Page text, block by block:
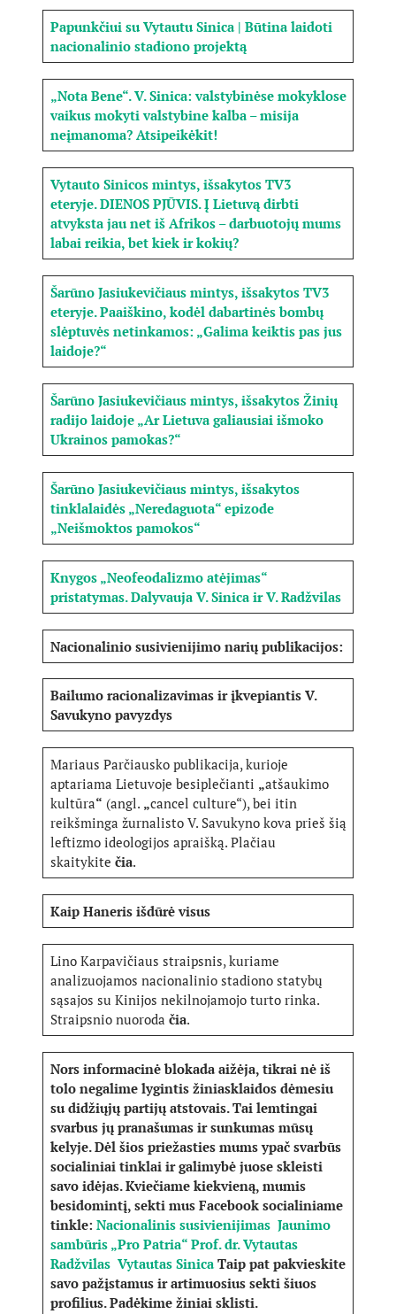
Papunkčiui su Vytautu Sinica | Būtina laidoti
nacionalinio stadiono projektą
„Nota Bene“. V. Sinica: valstybinėse mokyklose
vaikus mokyti valstybine kalba – misija
neįmanoma? Atsipeikėkit!
Vytauto Sinicos mintys, išsakytos TV3
eteryje. DIENOS PJŪVIS. Į Lietuvą dirbti
atvyksta jau net iš Afrikos – darbuotojų mums
labai reikia, bet kiek ir kokių?
Šarūno Jasiukevičiaus mintys, išsakytos TV3
eteryje. Paaiškino, kodėl dabartinės bombų
slėptuvės netinkamos: „Galima keiktis pas jus
laidoje?“
Šarūno Jasiukevičiaus mintys, išsakytos Žinių
radijo laidoje „Ar Lietuva galiausiai išmoko
Ukrainos pamokas?“
Šarūno Jasiukevičiaus mintys, išsakytos
tinklalaidės „Neredaguota“ epizode
„Neišmoktos pamokos“
Knygos „Neofeodalizmo atėjimas“
pristatymas. Dalyvauja V. Sinica ir V. Radžvilas
Nacionalinio susivienijimo narių publikacijos:
Bailumo racionalizavimas ir įkvepiantis V.
Savukyno pavyzdys
Mariaus Parčiausko publikacija, kurioje
aptariama Lietuvoje besiplečianti „atšaukimo
kultūra“ (angl. „cancel culture“), bei itin
reikšminga žurnalisto V. Savukyno kova prieš šią
leftizmo ideologijos apraišką. Plačiau
skaitykite čia.
Kaip Haneris išdūrė visus
Lino Karpavičiaus straipsnis, kuriame
analizuojamos nacionalinio stadiono statybų
sąsajos su Kinijos nekilnojamojo turto rinka.
Straipsnio nuoroda čia.
Nors informacinė blokada aižėja, tikrai nė iš
tolo negalime lygintis žiniasklaidos dėmesiu
su didžiųjų partijų atstovais. Tai lemtingai
svarbus jų pranašumas ir sunkumas mūsų
kelyje. Dėl šios priežasties mums ypač svarbūs
socialiniai tinklai ir galimybė juose skleisti
savo idėjas. Kviečiame kiekvieną, mumis
besidomintį, sekti mus Facebook socialiniame
tinkle: Nacionalinis susivienijimas Jaunimo
sambūris „Pro Patria“ Prof. dr. Vytautas
Radžvilas Vytautas SinicaTaip pat pakvieskite
savo pažįstamus ir artimuosius sekti šiuos
profilius. Padėkime žiniai sklisti.